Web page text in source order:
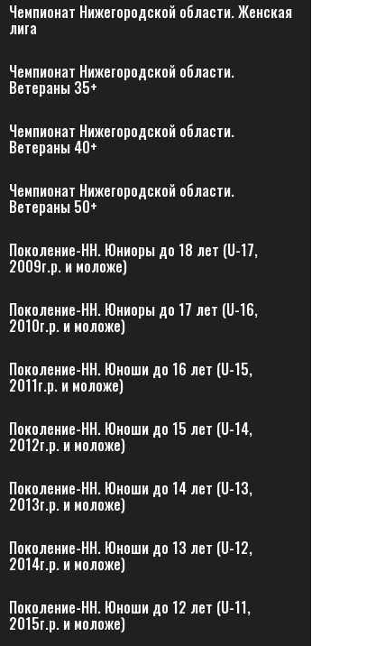
Чемпионат Нижегородской области. Женская
лига
Чемпионат Нижегородской области.
Ветераны 35+
Чемпионат Нижегородской области.
Ветераны 40+
Чемпионат Нижегородской области.
Ветераны 50+
Поколение-НН. Юниоры до 18 лет (U-17,
2009г.р. и моложе)
Поколение-НН. Юниоры до 17 лет (U-16,
2010г.р. и моложе)
Поколение-НН. Юноши до 16 лет (U-15,
2011г.р. и моложе)
Поколение-НН. Юноши до 15 лет (U-14,
2012г.р. и моложе)
Поколение-НН. Юноши до 14 лет (U-13,
2013г.р. и моложе)
Поколение-НН. Юноши до 13 лет (U-12,
2014г.р. и моложе)
Поколение-НН. Юноши до 12 лет (U-11,
2015г.р. и моложе)